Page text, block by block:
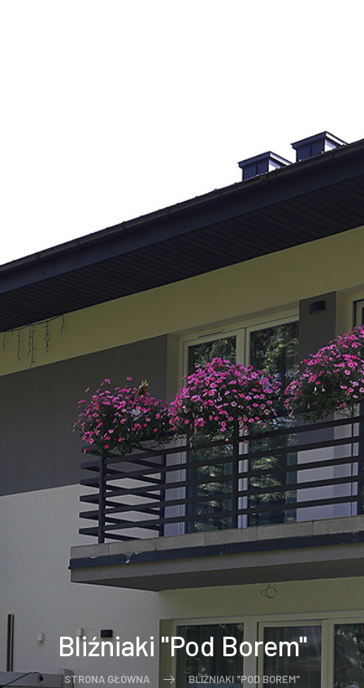
Bliźniaki "Pod Borem"
STRONA GŁÓWNA BLIŹNIAKI "POD BOREM"